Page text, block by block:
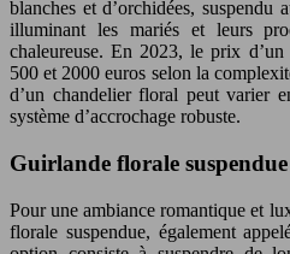
blanches et d’orchidées, suspendu
illuminant les mariés et leurs
chaleureuse. En 2023, le prix
500 et 2000 euros selon la
d’un chandelier floral peut varier
système d’accrochage robuste.
Guirlande florale
Pour une ambiance romantique et
florale suspendue, également